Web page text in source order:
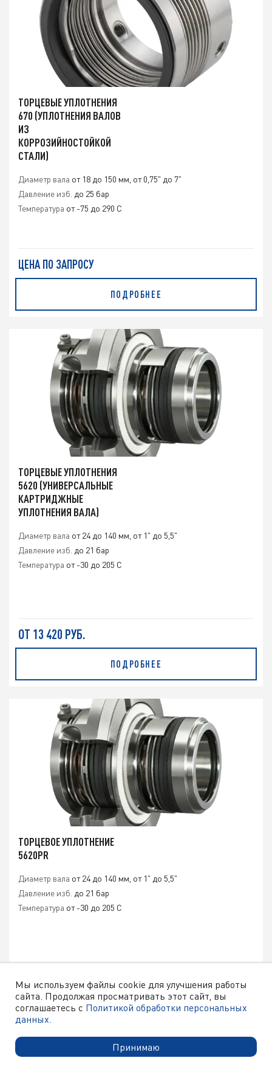
Мы используем файлы cookie для улучшения работы
сайта. Продолжая просматривать этот сайт, вы
соглашаетесь с Политикой обработки персональных
данных.
Принимаю
ТОРЦЕВЫЕ УПЛОТНЕНИЯ
670 (УПЛОТНЕНИЯ ВАЛОВ
ИЗ
КОРРОЗИЙНОСТОЙКОЙ
СТАЛИ)
Диаметр вала от 18 до 150 мм, от 0,75" до 7"
Давление изб. до 25 бар
Температура от -75 до 290 C
ЦЕНА ПО ЗАПРОСУ
ПОДРОБНЕЕ
ТОРЦЕВЫЕ УПЛОТНЕНИЯ
5620 (УНИВЕРСАЛЬНЫЕ
КАРТРИДЖНЫЕ
УПЛОТНЕНИЯ ВАЛА)
Диаметр вала от 24 до 140 мм, от 1" до 5,5"
Давление изб. до 21 бар
Температура от -30 до 205 C
ОТ 13 420 РУБ.
ПОДРОБНЕЕ
ТОРЦЕВОЕ УПЛОТНЕНИЕ
5620PR
Диаметр вала от 24 до 140 мм, от 1" до 5,5"
Давление изб. до 21 бар
Температура от -30 до 205 C
ЦЕНА ПО ЗАПРОСУ